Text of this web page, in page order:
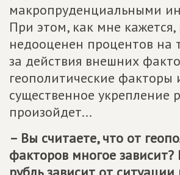
макропруденциальными
При этом, как мне кажется,
недооценен процентов на
за действия внешних
геополитические факторы
существенное укрепление
произойдет...
– Вы считаете, что от
факторов многое зависит?